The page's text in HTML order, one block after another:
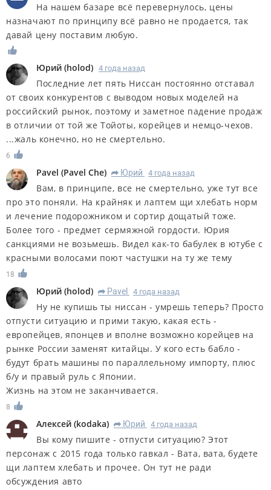
На нашем базаре всё перевернулось, цены
назначают по принципу всё равно не продается, так
давай цену поставим любую.
Юрий (holod) 4 года назад
Последние лет пять Ниссан постоянно отставал
от своих конкурентов с выводом новых моделей на
российский рынок, поэтому и заметное падение продаж
в отличии от той же Тойоты, корейцев и немцо-чехов.
...жаль конечно, но не смертельно.
6
Pavel (Pavel Che) R Юрий 4 года назад
Вам, в принципе, все не смертельно, уже тут все
про это поняли. На крайняк и лаптем щи хлебать норм
и лечение подорожником и сортир дощатый тоже.
Более того - предмет сермяжной гордости. Юрия
санкциями не возьмешь. Видел как-то бабулек в ютубе с
красными волосами поют частушки на ту же тему
18
Юрий (holod) R Pavel 4 года назад
Ну не купишь ты ниссан - умрешь теперь? Просто
отпусти ситуацию и прими такую, какая есть -
европейцев, японцев и вполне возможно корейцев на
рынке России заменят китайцы. У кого есть бабло -
будут брать машины по параллельному импорту, плюс
б/у и правый руль с Японии.
Жизнь на этом не заканчивается.
8
Алексей (kodaka) R Юрий 4 года назад
Вы кому пишите - отпусти ситуацию? Этот
персонаж с 2015 года только гавкал - Вата, вата, будете
щи лаптем хлебать и прочее. Он тут не ради
обсуждения авто